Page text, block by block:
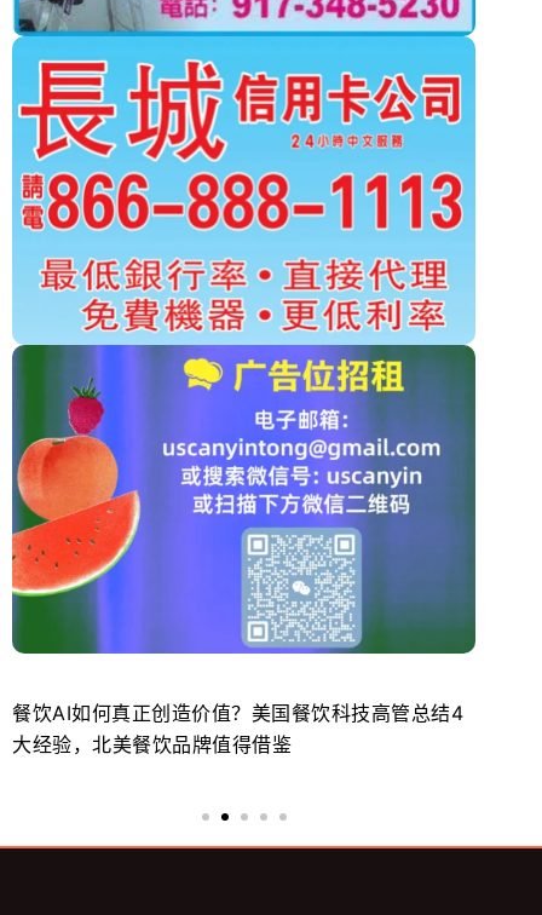
餐饮AI如何真正创造价值？美国餐饮科技高管总结4
大经验，北美餐饮品牌值得借鉴